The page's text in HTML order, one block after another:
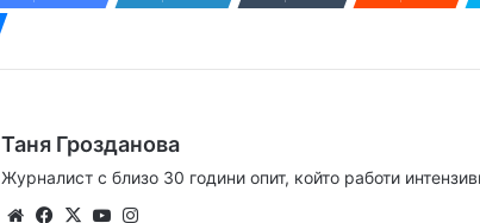
Таня Грозданова
Журналист с близо 30 години опит, който работи
WebsiteFacebook
X YouTube